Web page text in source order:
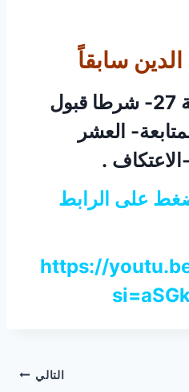
سابقاً
المجالس الرمضانية 27- شرطا قبول
العشر
الاعتكاف .
على الرابط
https://
التالي